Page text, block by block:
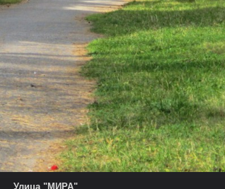
Улица "МИРА"